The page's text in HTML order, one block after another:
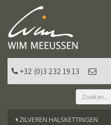
+32 (0)3 232 19 13
ZILVEREN HALSKETTINGEN